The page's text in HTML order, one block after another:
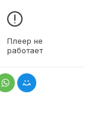
Плеер не
работает